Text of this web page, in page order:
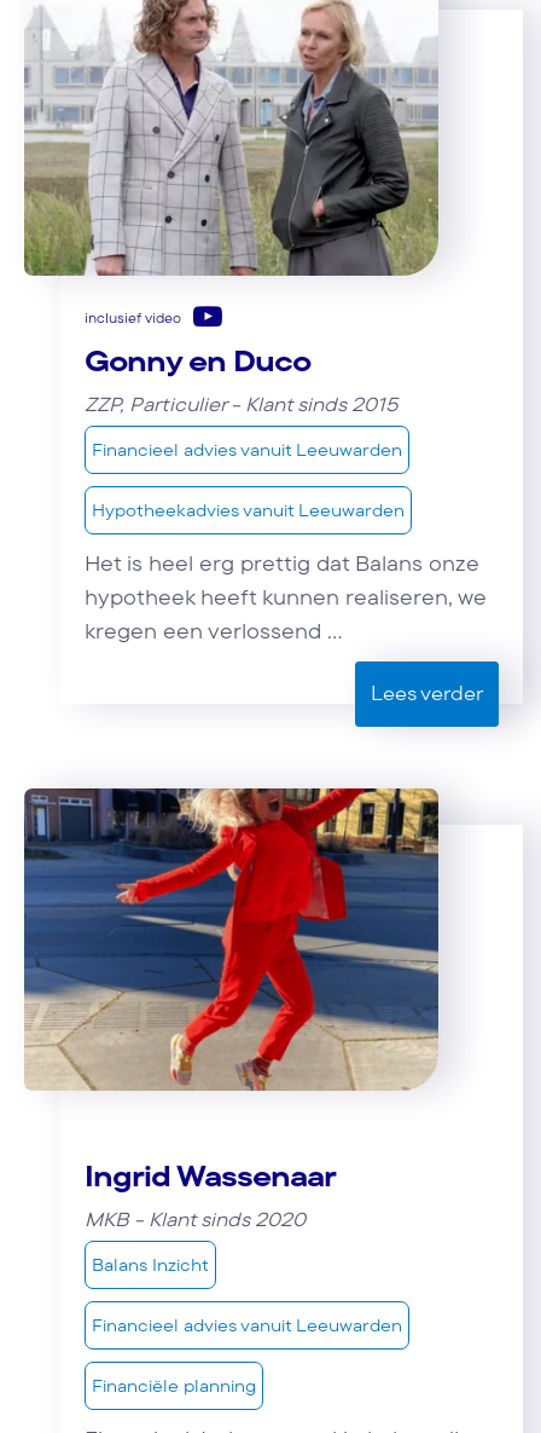
inclusief video
Gonny en Duco
ZZP, Particulier - Klant sinds 2015
Financieel advies vanuit Leeuwarden
Hypotheekadvies vanuit Leeuwarden
Het is heel erg prettig dat Balans onze
hypotheek heeft kunnen realiseren, we
kregen een verlossend ...
Lees verder
Ingrid Wassenaar
MKB - Klant sinds 2020
Balans Inzicht
Financieel advies vanuit Leeuwarden
Financiële planning